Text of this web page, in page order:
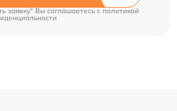
заявку" Вы соглашаетесь cполитикой